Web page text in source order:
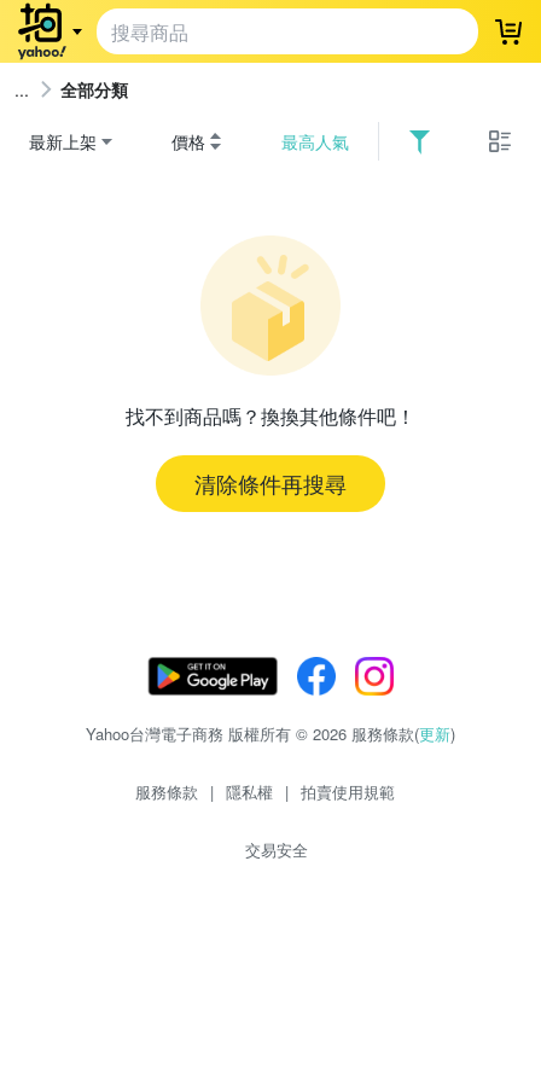
登
全部分類
最新上架 價格 最高人氣
找不到商品嗎？換換其他條件吧！
清除條件再搜尋
Yahoo台灣電子商務 版權所有 © 2026 服務條款(更新)
服務條款 | 隱私權 | 拍賣使用規範
交易安全